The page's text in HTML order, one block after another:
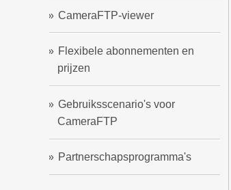
CameraFTP-viewer
Flexibele abonnementen en
prijzen
Gebruiksscenario's voor
CameraFTP
Partnerschapsprogramma's